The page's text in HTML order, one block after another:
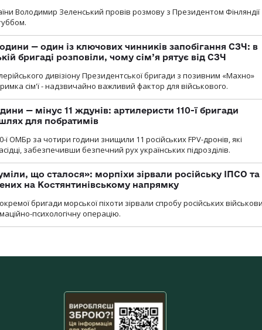
Володимир Зеленський провів розмову з Президентом Фінляндії
— один із ключових чинників запобігання СЗЧ: в
бригаді розповіли, чому сім’я рятує від СЗЧ
дивізіону Президентської бригади з позивним «Махно»
сім'ї - надзвичайно важливий фактор для військового.
— мінус 11 ждунів: артилеристи 110-ї бригади
для побратимів
ї ОМБр за чотири години знищили 11 російських FPV-дронів, які
забезпечивши безпечний рух українських підрозділів.
що сталося»: морпіхи зірвали російську ІПСО та
на Костянтинівському напрямку
бригади морської піхоти зірвали спробу російських
психологічну операцію.